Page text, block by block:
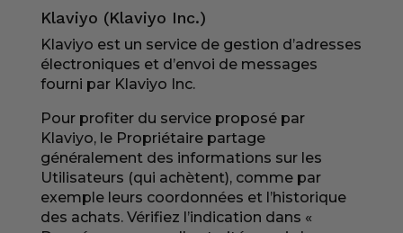
Klaviyo (Klaviyo Inc.)
Klaviyo est un service de gestion d’adresses
électroniques et d’envoi de messages
fourni par Klaviyo Inc.
Pour profiter du service proposé par
Klaviyo, le Propriétaire partage
généralement des informations sur les
Utilisateurs (qui achètent), comme par
exemple leurs coordonnées et l’historique
des achats. Vérifiez l’indication dans «